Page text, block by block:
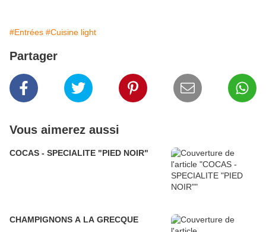
#Entrées #Cuisine light
Partager
Vous aimerez aussi
COCAS - SPECIALITE "PIED NOIR"
CHAMPIGNONS A LA GRECQUE